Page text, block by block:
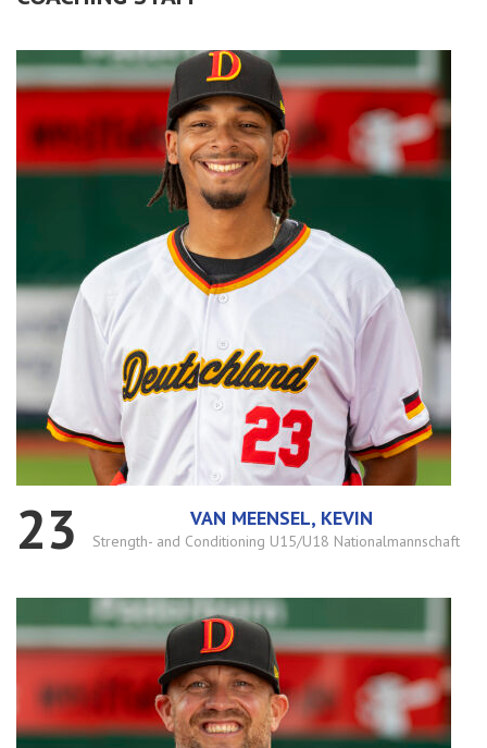
23 VAN MEENSEL, KEVIN
Strength- and Conditioning U15/U18 Nationalmannschaft